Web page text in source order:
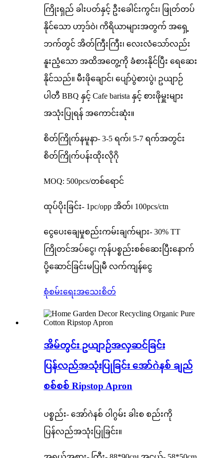
ကြိုးရှည် ခါးပတ်နှင့် ဦးခေါင်းကွင်း၊ ဖြုတ်တပ်
နိုင်သော ဟာ့ဒ်ဝဲ၊ ကိရိယာများအတွက် အရှေ့
ဘက်တွင် အိတ်ကြီးကြီး၊ လေးလံသော်လည်း
နူးညံ့သော အထိအတွေ့ကို ခံစားနိုင်ပြီး ရေဆေး
နိုင်သည်။ မီးဖိုချောင်၊ ပျော်ပွဲစားပွဲ၊ ဥယျာဉ်
ပါတီ BBQ နှင့် Cafe barista နှင့် စားဖိုမှူးများ
အသုံးပြုရန် အကောင်းဆုံး။
စိတ်ကြိုက်နမူနာ- 3-5 ရက်၊ 5-7 ရက်အတွင်း
စိတ်ကြိုက်ပန်းထိုးလိုဂို
MOQ: 500pcs/တစ်ရောင်
ထုပ်ပိုးခြင်း- 1pc/opp အိတ်၊ 100pcs/ctn
ငွေပေးချေမှုစည်းကမ်းချက်များ- 30% TT
ကြိုတင်အပ်ငွေ၊ ကုန်ပစ္စည်းစစ်ဆေးပြီးနောက်
ပို့ဆောင်ခြင်းမပြုမီ လက်ကျန်ငွေ
စုံစမ်းရေးအသေးစိတ်
အိမ်တွင်း ဥယျာဉ်အလှဆင်ခြင်း
ပြန်လည်အသုံးပြုခြင်း အော်ဂဲနစ် ချည်
စစ်စစ် Ripstop Apron
ပစ္စည်း- အော်ဂဲနစ် ဝါဂွမ်း ခါးစ စည်းကို
ပြန်လည်အသုံးပြုခြင်း။